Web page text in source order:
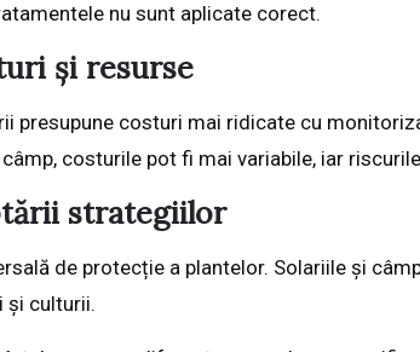
nu sunt aplicate corect.
și resurse
presupune costuri mai ridicate cu
costurile pot fi mai variabile, iar
strategiilor
de protecție a plantelor. Solariile și
și culturii.